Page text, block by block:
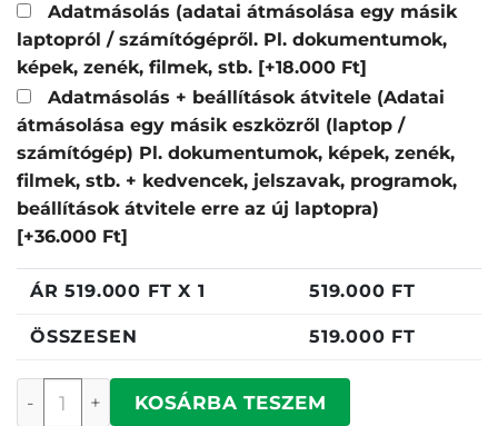
Adatmásolás (adatai átmásolása egy másik
laptopról / számítógépről. Pl. dokumentumok,
képek, zenék, filmek, stb. [+18.000 Ft]
Adatmásolás + beállítások átvitele (Adatai
átmásolása egy másik eszközről (laptop /
számítógép) Pl. dokumentumok, képek, zenék,
filmek, stb. + kedvencek, jelszavak, programok,
beállítások átvitele erre az új laptopra)
[+36.000 Ft]
ÁR519.000 FT X 1 519.000 FT
ÖSSZESEN 519.000 FT
Dell Pro 16 Plus mennyiség
KOSÁRBA TESZEM